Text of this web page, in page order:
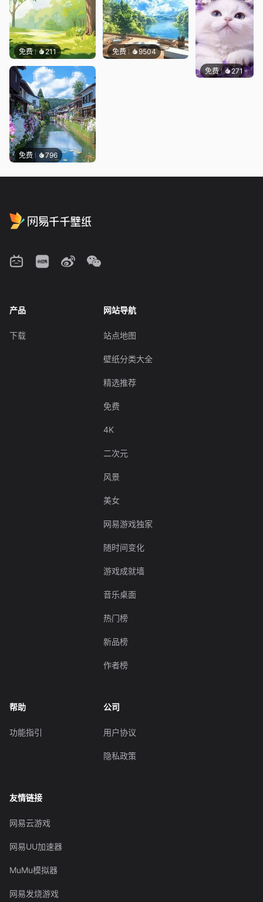
免费 211 免费 9504
免费 796
免费 271豆子
产品
下载
网站导航
站点地图
壁纸分类大全
精选推荐
免费
4K
二次元
风景
美女
网易游戏独家
随时间变化
游戏成就墙
音乐桌面
热门榜
新品榜
作者榜
帮助
功能指引
公司
用户协议
隐私政策
友情链接
网易云游戏
网易UU加速器
MuMu模拟器
网易发烧游戏